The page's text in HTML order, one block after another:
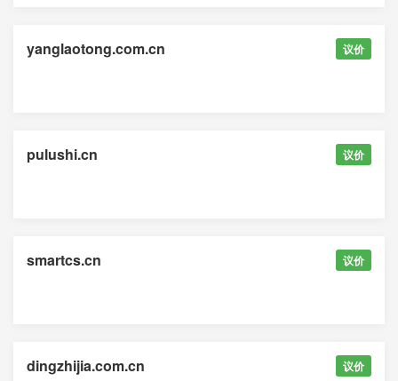
yanglaotong.com.cn 议价
pulushi.cn 议价
smartcs.cn 议价
dingzhijia.com.cn 议价